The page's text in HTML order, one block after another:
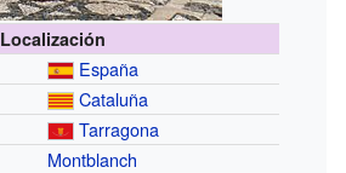
Localización
España
Cataluña
Tarragona
Montblanch